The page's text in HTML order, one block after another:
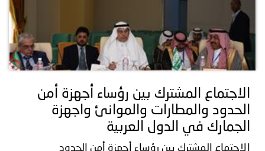
الاجتماع المشترك بين رؤساء أجهزة أمن
الحدود والمطارات والموانئ واجهزة
الجمارك في الدول العربية
الاجتماع المشترك بين رؤساء أجهزة أمن الحدود